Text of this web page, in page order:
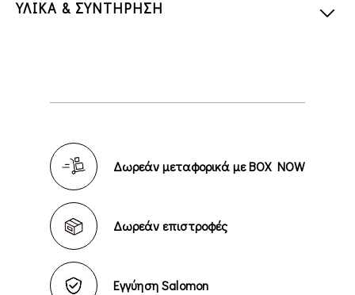
ΥΛΙΚΑ & ΣΥΝΤΗΡΗΣΗ
Δωρεάν μεταφορικά με BOX NOW
Δωρεάν επιστροφές
Εγγύηση Salomon